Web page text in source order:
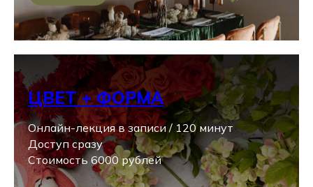
ЦВЕТ + ФОРМА
Онлайн-лекция в записи / 120 минут
Доступ сразу
Стоимость 6000 рублей